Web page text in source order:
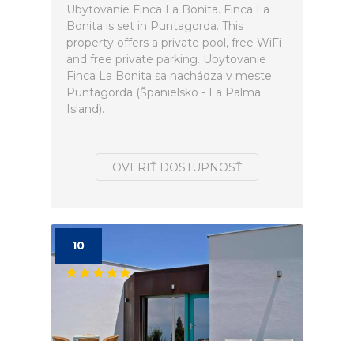
Ubytovanie Finca La Bonita. Finca La
Bonita is set in Puntagorda. This
property offers a private pool, free WiFi
and free private parking. Ubytovanie
Finca La Bonita sa nachádza v meste
Puntagorda (Španielsko - La Palma
Island).
OVERIŤ DOSTUPNOSŤ
10